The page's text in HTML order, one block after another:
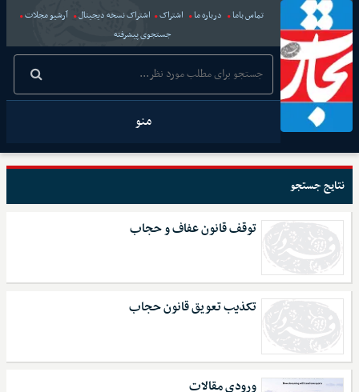
تماس باما درباره ما اشتراک اشتراک نسخه دیجیتال
آرشیو مجلات
جستجوی پیشرفته
منو
نتایج جستجو
توقف قانون عفاف و حجاب
تکذیب تعویق قانون حجاب
ورودی مقالات